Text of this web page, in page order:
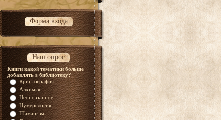
Форма входа
Наш опрос
Книги какой тематики больше
добавлять в библиотеку?
Криптография
Алхимия
Неопознанное
Нумерология
Шаманизм